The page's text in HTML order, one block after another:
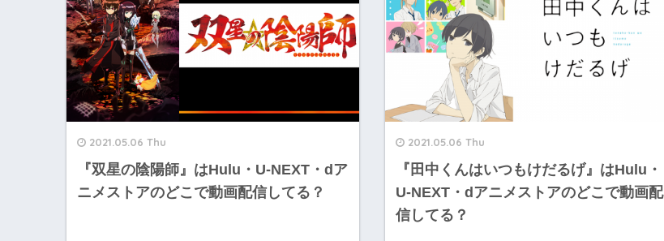
2021.05.06 Thu
『双星の陰陽師』はHulu・U-NEXT・dア
ニメストアのどこで動画配信してる？
2021.05.06 Thu
『田中くんはいつもけだるげ』はHulu・
U-NEXT・dアニメストアのどこで動画配
信してる？